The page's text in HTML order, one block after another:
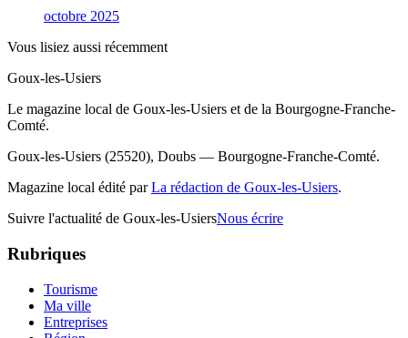
octobre 2025
Vous lisiez aussi récemment
Goux-les-Usiers
Le magazine local de Goux-les-Usiers et de la Bourgogne-Franche-
Comté.
Goux-les-Usiers (25520), Doubs — Bourgogne-Franche-Comté.
Magazine local édité parLa rédaction de Goux-les-Usiers.
Suivre l'actualité de Goux-les-UsiersNous écrire
Rubriques
Tourisme
Ma ville
Entreprises